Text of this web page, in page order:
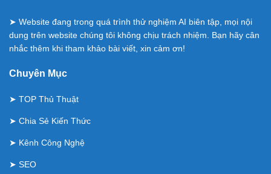
➤ Website đang trong quá trình thử nghiệm AI biên tập, mọi nội
dung trên website chúng tôi không chịu trách nhiệm. Bạn hãy cân
nhắc thêm khi tham khảo bài viết, xin cảm ơn!
Chuyên Mục
➤ TOP Thủ Thuật
➤ Chia Sẻ Kiến Thức
➤ Kênh Công Nghệ
➤ SEO